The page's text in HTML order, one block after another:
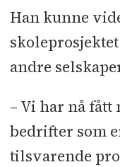
Han kunne
andre
– Vi har nå
bedrifter som
tilsvarende